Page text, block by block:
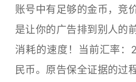
账号中有足够的金币，竞
是让你的广告排到别人的
消耗的速度！当前汇率：
民币。原告保全证据的过